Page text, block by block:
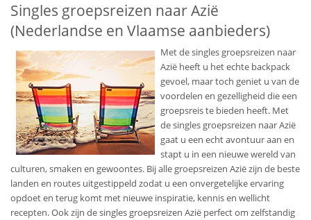
Singles groepsreizen naar Azië
(Nederlandse en Vlaamse aanbieders)
Met de singles groepsreizen naar
Azië heeft u het echte backpack
gevoel, maar toch geniet u van de
voordelen en gezelligheid die een
groepsreis te bieden heeft. Met
de singles groepsreizen naar Azië
gaat u een echt avontuur aan en
stapt u in een nieuwe wereld van
culturen, smaken en gewoontes. Bij alle groepsreizen Azië zijn de beste
landen en routes uitgestippeld zodat u een onvergetelijke ervaring
opdoet en terug komt met nieuwe inspiratie, kennis en wellicht
recepten. Ook zijn de singles groepsreizen Azië perfect om zelfstandig